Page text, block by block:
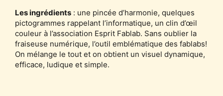
Les ingrédients : une pincée d’harmonie, quelques
pictogrammes rappelant l’informatique, un clin d’œil
couleur à l’association Esprit Fablab. Sans oublier la
fraiseuse numérique, l’outil emblématique des fablabs!
On mélange le tout et on obtient un visuel dynamique,
efficace, ludique et simple.